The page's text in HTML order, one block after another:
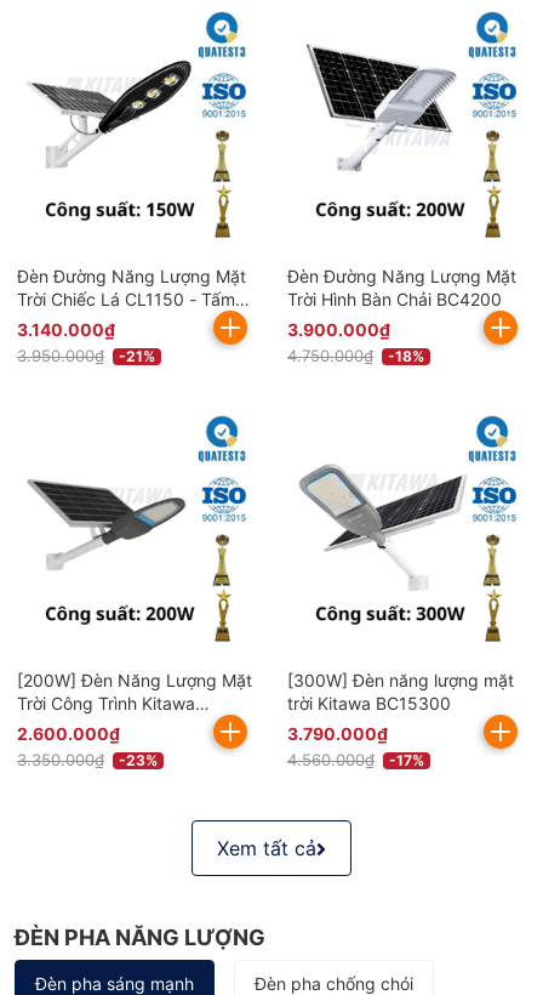
Đèn Đường Năng Lượng Mặt
Trời Chiếc Lá CL1150 - Tấm
Pin Mono
3.140.000₫
3.950.000₫ -21%
Đèn Đường Năng Lượng Mặt
Trời Hình Bàn Chải BC4200
3.900.000₫
4.750.000₫ -18%
[200W] Đèn Năng Lượng Mặt
Trời Công Trình Kitawa
BC8200
2.600.000₫
3.350.000₫ -23%
[300W] Đèn năng lượng mặt
trời Kitawa BC15300
3.790.000₫
4.560.000₫ -17%
Xem tất cả
ĐÈN PHA NĂNG LƯỢNG
Đèn pha sáng mạnh Đèn pha chống chói